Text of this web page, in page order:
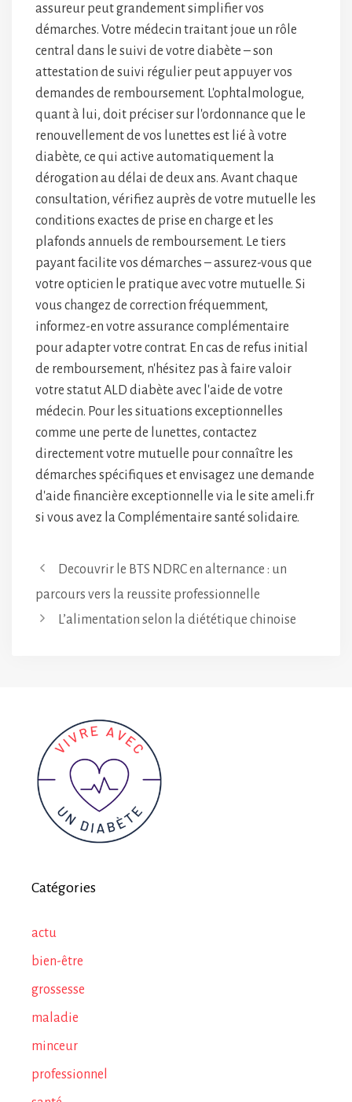
assureur peut grandement simplifier vos
démarches. Votre médecin traitant joue un rôle
central dans le suivi de votre diabète – son
attestation de suivi régulier peut appuyer vos
demandes de remboursement. L'ophtalmologue,
quant à lui, doit préciser sur l'ordonnance que le
renouvellement de vos lunettes est lié à votre
diabète, ce qui active automatiquement la
dérogation au délai de deux ans. Avant chaque
consultation, vérifiez auprès de votre mutuelle les
conditions exactes de prise en charge et les
plafonds annuels de remboursement. Le tiers
payant facilite vos démarches – assurez-vous que
votre opticien le pratique avec votre mutuelle. Si
vous changez de correction fréquemment,
informez-en votre assurance complémentaire
pour adapter votre contrat. En cas de refus initial
de remboursement, n'hésitez pas à faire valoir
votre statut ALD diabète avec l'aide de votre
médecin. Pour les situations exceptionnelles
comme une perte de lunettes, contactez
directement votre mutuelle pour connaître les
démarches spécifiques et envisagez une demande
d'aide financière exceptionnelle via le site ameli.fr
si vous avez la Complémentaire santé solidaire.
Decouvrir le BTS NDRC en alternance : un
parcours vers la reussite professionnelle
L’alimentation selon la diététique chinoise
Catégories
actu
bien-être
grossesse
maladie
minceur
professionnel